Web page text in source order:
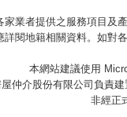
業者提供之服務項目
閱地籍相關資料。如對
本網站建議使用
仲介股份有限公司負責
非經正